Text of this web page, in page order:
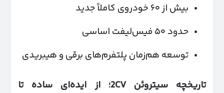
بیش از ۶۰ خودروی کاملاً جدید
حدود ۵۰ فیس‌لیفت اساسی
توسعه هم‌زمان پلتفرم‌های برقی و هیبریدی
تاریخچه سیتروئن 2CV ؛ از ایده‌ای ساده تا